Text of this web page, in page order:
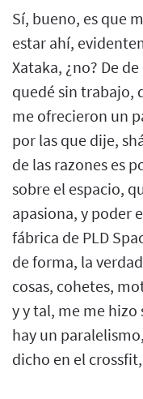
Sí, bueno, es que
estar ahí,
Xataka, ¿no? De
quedé sin trabajo,
me ofrecieron un
por las que dije,
de las razones es
sobre el espacio,
apasiona, y poder
fábrica de PLD
de forma, la
cosas, cohetes,
y y tal, me me
hay un
dicho en el